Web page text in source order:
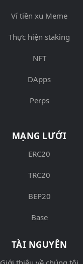
Ví tiền xu Meme
Thực hiện staking
NFT
DApps
Perps
MẠNG LƯỚI
ERC20
TRC20
BEP20
Base
TÀI NGUYÊN